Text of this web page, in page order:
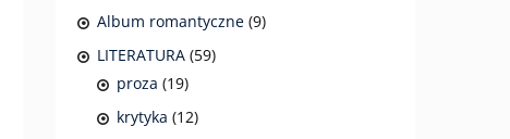
Album romantyczne (9)
LITERATURA (59)
proza (19)
krytyka (12)